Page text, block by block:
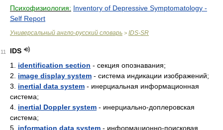
Психофизиология: Inventory of Depressive Symptomatology -
Self Report
Универсальный англо-русский словарь > IDS-SR
11
IDS
1. identification section - секция опознавания;
2. image display system - система индикации изображений;
3. inertial data system - инерциальная информационная
система;
4. inertial Doppler system - инерциально-доплеровская
система;
5. information data system - информационно-поисковая